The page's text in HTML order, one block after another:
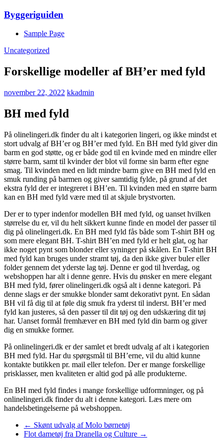
Skip
content
Byggeriguiden
Sample Page
Uncategorized
Forskellige modeller af BH’er med fyld
november 22, 2022 kkadmin
BH med fyld
På olinelingeri.dk finder du alt i kategorien lingeri, og ikke mindst et
stort udvalg af BH’er og BH’er med fyld. En BH med fyld giver din
barm en god støtte, og er både god til en kvinde med en mindre eller
større barm, samt til kvinder der blot vil forme sin barm efter egne
smag. Til kvinden med en lidt mindre barm give en BH med fyld en
smuk runding på barmen og giver samtidig fylde, på grund af det
ekstra fyld der er integreret i BH’en. Til kvinden med en større barm
kan en BH med fyld være med til at skjule brystvorten.
Der er to typer indenfor modellen BH med fyld, og uanset hvilken
størrelse du er, vil du helt sikkert kunne finde en model der passer til
dig på olinelingeri.dk. En BH med fyld fås både som T-shirt BH og
som mere elegant BH. T-shirt BH’en med fyld er helt glat, og har
ikke noget pynt som blonder eller syninger på skålen. En T-shirt BH
med fyld kan bruges under stramt tøj, da den ikke giver buler eller
folder gennem det yderste lag tøj. Denne er god til hverdag, og
webshoppen har alt i denne genre. Hvis du ønsker en mere elegant
BH med fyld, fører olinelingeri.dk også alt i denne kategori. På
denne slags er der smukke blonder samt dekorativt pynt. En sådan
BH vil få dig til at føle dig smuk fra yderst til inderst. BH’er med
fyld kan justeres, så den passer til dit tøj og den udskæring dit tøj
har. Uanset formål fremhæver en BH med fyld din barm og giver
dig en smukke former.
På onlinelingeri.dk er der samlet et bredt udvalg af alt i kategorien
BH med fyld. Har du spørgsmål til BH’erne, vil du altid kunne
kontakte butikken pr. mail eller telefon. Der er mange forskellige
prisklasser, men kvaliteten er altid god på alle produkterne.
En BH med fyld findes i mange forskellige udformninger, og på
onlinelingeri.dk finder du alt i denne kategori. Læs mere om
handelsbetingelserne på webshoppen.
← Skønt udvalg af Molo børnetøj
Flot dametøj fra Dranella og Culture →